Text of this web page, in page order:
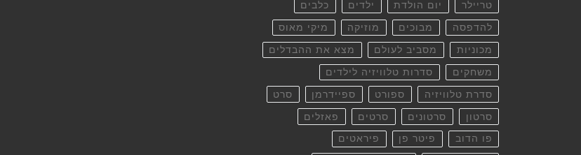
טריילר יום הולדת ילדים כלבים
להדפסה מבוכים מוזיקה מיקי מאוס
מכוניות מסביב לעולם מצא את ההבדלים
משחקים סדרות טלוויזיה לילדים
סדרת טלוויזיה ספורט ספיידרמן סרט
סרטון סרטונים סרטים פאזלים
פו הדוב פיטר פן פיראטים